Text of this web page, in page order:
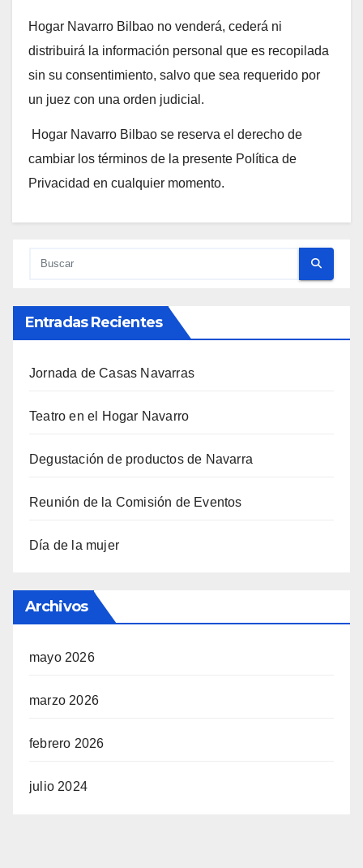
Hogar Navarro Bilbao no venderá, cederá ni
distribuirá la información personal que es recopilada
sin su consentimiento, salvo que sea requerido por
un juez con una orden judicial.
Hogar Navarro Bilbao se reserva el derecho de
cambiar los términos de la presente Política de
Privacidad en cualquier momento.
Entradas Recientes
Jornada de Casas Navarras
Teatro en el Hogar Navarro
Degustación de productos de Navarra
Reunión de la Comisión de Eventos
Día de la mujer
Archivos
mayo 2026
marzo 2026
febrero 2026
julio 2024